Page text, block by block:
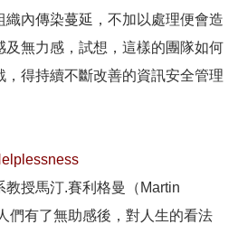
內傳染蔓延，不加以處理便會造
及無力感，試想，這樣的團隊如何
得持續不斷改善的資訊安全管理
授馬汀.賽利格曼（Martin
們有了無助感後，對人生的看法